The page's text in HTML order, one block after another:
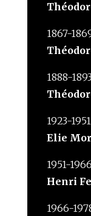
1867-
1888-
1923-
Elie
1951-
Henri
1966-